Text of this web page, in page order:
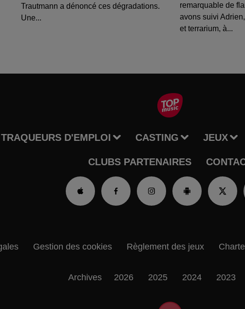
Trautmann a dénoncé ces dégradations.
Une...
remarquable de
avons suivi
et terrarium, à...
TRAQUEURS D'EMPLOI CASTING JEUX
CLUBS PARTENAIRES
Gestion des cookies Règlement des jeux
Archives 2026 2025 2024 2023